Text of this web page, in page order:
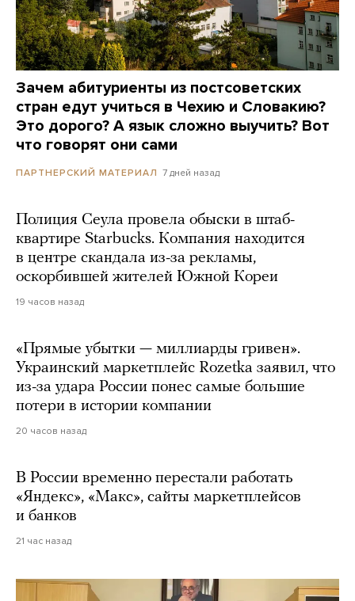
Зачем абитуриенты из постсоветских
стран едут учиться в Чехию и Словакию?
Это дорого? А язык сложно выучить? Вот
что говорят они сами
ПАРТНЕРСКИЙ МАТЕРИАЛ 7 дней назад
Полиция Сеула провела обыски в штаб-
квартире Starbucks. Компания находится
в центре скандала из-за рекламы,
оскорбившей жителей Южной Кореи
19 часов назад
«Прямые убытки — миллиарды гривен».
Украинский маркетплейс Rozetka заявил, что
из-за удара России понес самые большие
потери в истории компании
20 часов назад
В России временно перестали работать
«Яндекс», «Макс», сайты маркетплейсов
и банков
21 час назад